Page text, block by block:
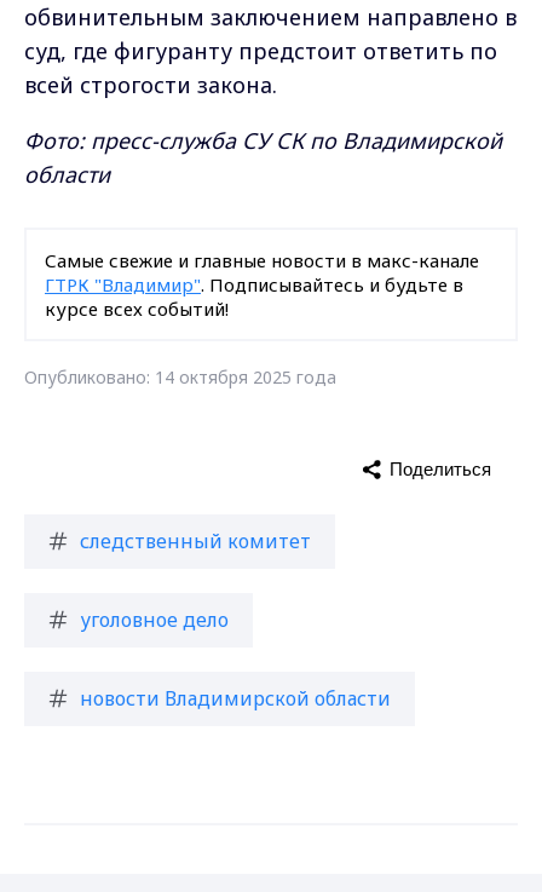
обвинительным заключением направлено в
суд, где фигуранту предстоит ответить по
всей строгости закона.
Фото: пресс-служба СУ СК по Владимирской
области
Самые свежие и главные новости в макс-канале
ГТРК "Владимир". Подписывайтесь и будьте в
курсе всех событий!
Опубликовано: 14 октября 2025 года
следственный комитет
уголовное дело
новости Владимирской области
Поделиться